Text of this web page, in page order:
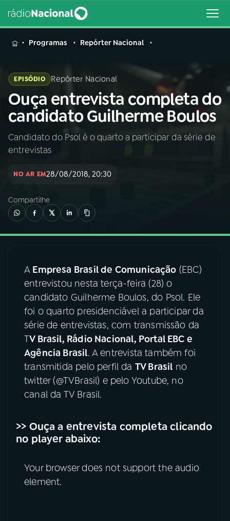
MENU
Buscar
na
Rádio
Nacional
Buscar
02A RÁDIO
04PROGRAMAS
05PODCASTS
06VIDEOCASTS
ÚLTIMAS
08 FESTIVAL DE MÚSICA
YouTube
Programas Repórter Nacional
EPISÓDIO Repórter Nacional
Ouça entrevista completa do
candidato Guilherme Boulos
Candidato do Psol é o quarto a participar da série de
entrevistas
NO AR EM28/08/2018, 20:30
Compartilhe
A Empresa Brasil de Comunicação (EBC)
entrevistou nesta terça-feira (28) o
candidato Guilherme Boulos, do Psol. Ele
foi o quarto presidenciável a participar da
série de entrevistas, com transmissão da
TV Brasil, Rádio Nacional, Portal EBC e
Agência Brasil. A entrevista também foi
transmitida pelo perfil da TV Brasil no
twitter (@TVBrasil) e pelo Youtube, no
canal da TV Brasil.
>> Ouça a entrevista completa clicando
no player abaixo:
Your browser does not support the audio
element.